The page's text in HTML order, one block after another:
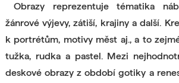
Obrazy reprezentuje tématika
žánrové výjevy, zátiší, krajiny a další.
k portrétům, motivy měst aj., a to
tužka, rudka a pastel. Mezi
deskové obrazy z období gotiky a